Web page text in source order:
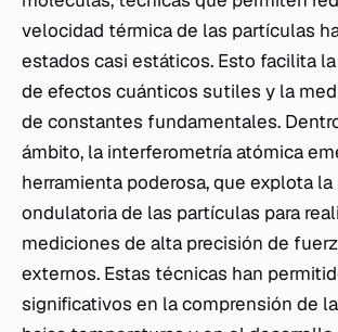
velocidad térmica de las partículas
estados casi estáticos. Esto facilita
de efectos cuánticos sutiles y la
de constantes fundamentales.
ámbito, la interferometría atómica
herramienta poderosa, que explota
ondulatoria de las partículas para
mediciones de alta precisión de
externos. Estas técnicas han
significativos en la comprensión de